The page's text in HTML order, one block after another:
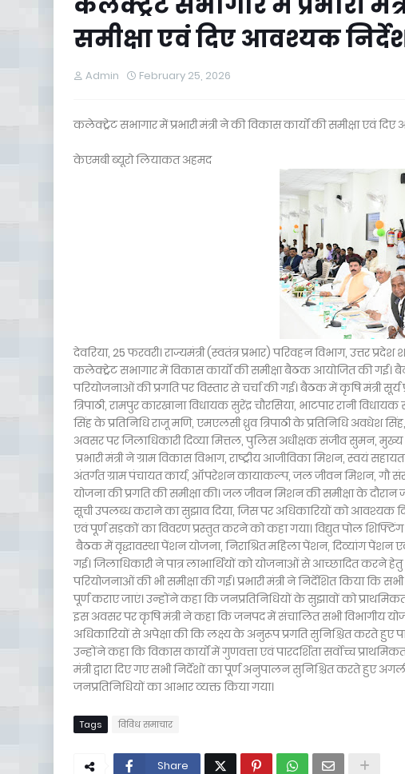
समीक्षा एवं दिए आवश्यक
Admin February 25, 2026
कलेक्ट्रेट सभागार में प्रभारी मंत्री ने की विकास कार्यों की समीक्षा एवं
केएमबी ब्यूरो लियाकत अहमद
देवरिया, 25 फरवरी। राज्यमंत्री (स्वतंत्र प्रभार) परिवहन विभाग, उत्तर
कलेक्ट्रेट सभागार में विकास कार्यों की समीक्षा बैठक आयोजित की
परियोजनाओं की प्रगति पर विस्तार से चर्चा की गई। बैठक में कृषि मंत्री
त्रिपाठी, रामपुर कारखाना विधायक सुरेंद्र चौरसिया, भाटपार रानी
सिंह के प्रतिनिधि राजू मणि, एमएलसी ध्रुव त्रिपाठी के प्रतिनिधि अवधेश
अवसर पर जिलाधिकारी दिव्या मित्तल, पुलिस अधीक्षक संजीव सुमन, मुख्य
प्रभारी मंत्री ने ग्राम विकास विभाग, राष्ट्रीय आजीविका मिशन, स्वयं
अंतर्गत ग्राम पंचायत कार्य, ऑपरेशन कायाकल्प, जल जीवन मिशन, गौ
योजना की प्रगति की समीक्षा की। जल जीवन मिशन की समीक्षा के
सूची उपलब्ध कराने का सुझाव दिया, जिस पर अधिकारियों को आवश्यक
एवं पूर्ण सड़कों का विवरण प्रस्तुत करने को कहा गया। विद्युत पोल
बैठक में वृद्धावस्था पेंशन योजना, निराश्रित महिला पेंशन, दिव्यांग पेंशन
गई। जिलाधिकारी ने पात्र लाभार्थियों को योजनाओं से आच्छादित करने
परियोजनाओं की भी समीक्षा की गई। प्रभारी मंत्री ने निर्देशित किया कि
पूर्ण कराए जाएं। उन्होंने कहा कि जनप्रतिनिधियों के सुझावों को
इस अवसर पर कृषि मंत्री ने कहा कि जनपद में संचालित सभी विभागीय
अधिकारियों से अपेक्षा की कि लक्ष्य के अनुरूप प्रगति सुनिश्चित करते हुए
उन्होंने कहा कि विकास कार्यों में गुणवत्ता एवं पारदर्शिता सर्वोच्च
मंत्री द्वारा दिए गए सभी निर्देशों का पूर्ण अनुपालन सुनिश्चित करते हुए
जनप्रतिनिधियों का आभार व्यक्त किया गया।
Tags विविध समाचार
Share